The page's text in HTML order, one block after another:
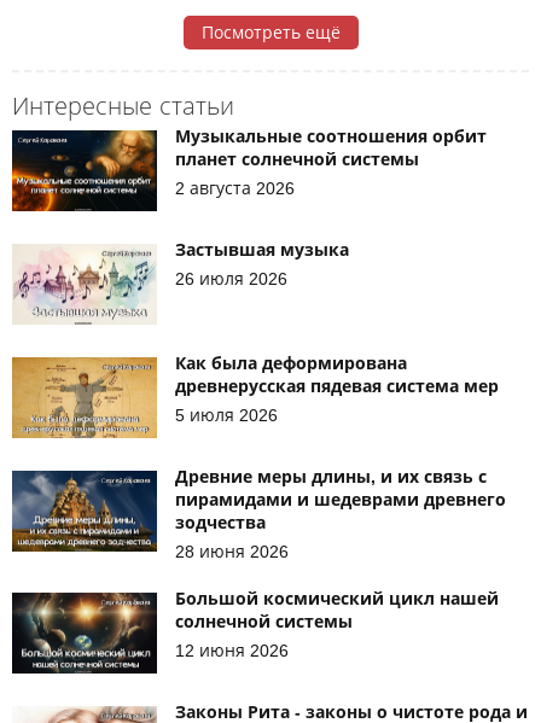
Посмотреть ещё
Интересные статьи
Музыкальные соотношения орбит
планет солнечной системы
2 августа 2026
Застывшая музыка
26 июля 2026
Как была деформирована
древнерусская пядевая система мер
5 июля 2026
Древние меры длины, и их связь с
пирамидами и шедеврами древнего
зодчества
28 июня 2026
Большой космический цикл нашей
солнечной системы
12 июня 2026
Законы Рита - законы о чистоте рода и